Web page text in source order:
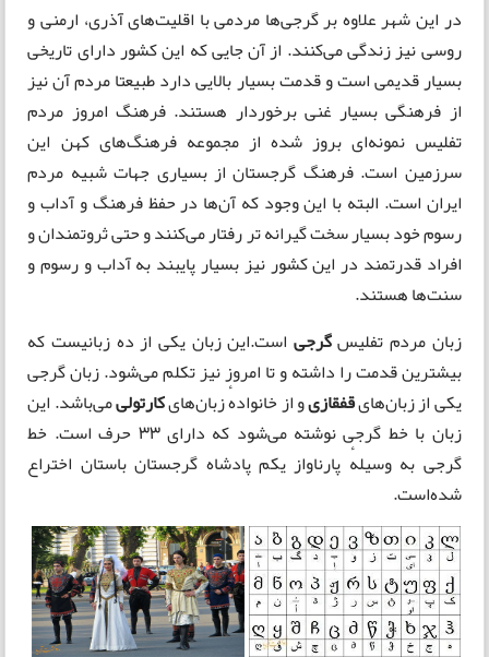
در این شهر علاوه بر گرجی‌ها مردمی با اقلیت‌های آذری، ارمنی و
روسی نیز زندگی می‌کنند. از آن‌ جایی که این کشور دارای تاریخی
بسیار قدیمی است و قدمت بسیار بالایی دارد طبیعتا مردم آن نیز
از فرهنگی بسیار غنی برخوردار هستند. فرهنگ امروز مردم
تفلیس نمونه‌ای بروز شده از مجموعه فرهنگ‌های کهن این
سرزمین است. فرهنگ گرجستان از بسیاری جهات شبیه مردم
ایران است. البته با این وجود که آن‌ها در حفظ فرهنگ و آداب و
رسوم خود بسیار سخت گیرانه تر رفتار می‌کنند و حتی ثروتمندان و
افراد قدرتمند در این کشور نیز بسیار پایبند به آداب و رسوم و
سنت‌ها هستند.
زبان مردم تفلیسگرجی است.این زبان یکی از ده زبانیست که
بیشترین قدمت را داشته و تا امروز نیز تکلم می‌شود.زبان گرجی
یکی از زبان‌هایقفقازیو از خانوادهٔ زبان‌هایکارتولیمی‌باشد. این
زبان با خط گرجی نوشته می‌شود که دارای ۳۳ حرف است. خط
گرجی به وسیلهٔ پارناواز یکم پادشاه گرجستان باستان اختراع
شده‌است.